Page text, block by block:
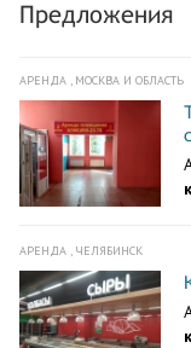
Предложения
АРЕНДА , МОСКВА И ОБЛАСТЬ
АРЕНДА , ЧЕЛЯБИНСК